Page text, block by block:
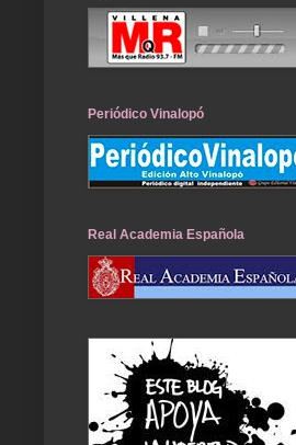
Periódico Vinalopó
Real Academia Española